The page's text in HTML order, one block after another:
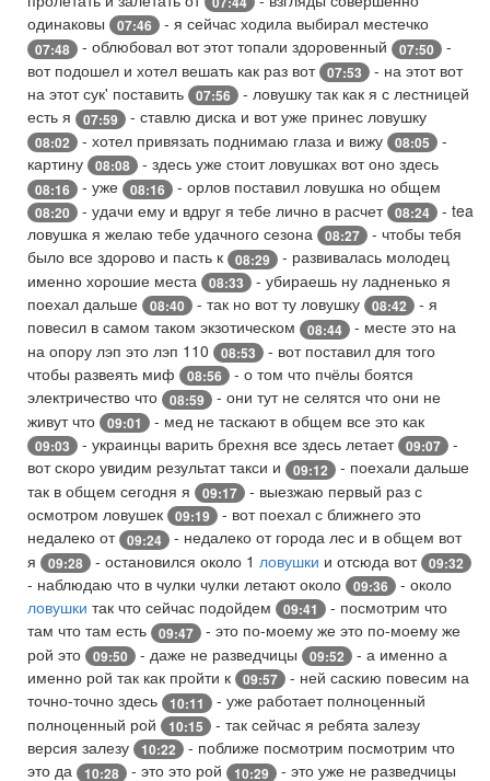
одинаковы
07:46 - я сейчас ходила выбирал местечко
07:48 - облюбовал вот этот топали здоровенный 07:50
-
вот подошел и хотел вешать как раз вот 07:53
- на этот вот
на этот сук' поставить
07:56
- ловушку так как я с лестницей
есть я
07:59 - ставлю диска и вот уже принес ловушку
08:02 - хотел привязать поднимаю глаза и вижу 08:05
-
картину
08:08 - здесь уже стоит ловушках вот оно здесь
08:16 - уже 08:16 - орлов поставил ловушка но общем
08:20 - удачи ему и вдруг я тебе лично в расчет 08:24
- tea
ловушка я желаю тебе удачного сезона
08:27
- чтобы тебя
было все здорово и пасть к
08:29
- развивалась молодец
именно хорошие места
08:33
- убираешь ну ладненько я
поехал дальше
08:40 - так но вот ту ловушку 08:42
- я
повесил в самом таком экзотическом
08:44
- месте это на
на опору лэп это лэп 110
08:53
- вот поставил для того
чтобы развеять миф
08:56
- о том что пчёлы боятся
электричество что
08:59
- они тут не селятся что они не
живут что
09:01 - мед не таскают в общем все это как
09:03 - украинцы варить брехня все здесь летает 09:07
-
вот скоро увидим результат такси и
09:12
- поехали дальше
так в общем сегодня я
09:17
- выезжаю первый раз с
осмотром ловушек
09:19
- вот поехал с ближнего это
недалеко от 09:24
- недалеко от города лес и в общем вот
я
09:28 - остановился около 1 ловушки и отсюда вот 09:32
- наблюдаю что в чулки чулки летают около 09:36
- около
ловушки так что сейчас подойдем 09:41
- посмотрим что
там что там есть
09:47
- это по-моему же это по-моему же
рой это
09:50 - даже не разведчицы 09:52
- а именно а
именно рой так как пройти к
09:57
- ней саскию повесим на
точно-точно здесь
10:11
- уже работает полноценный
полноценный рой
10:15
- так сейчас я ребята залезу
версия залезу
10:22
- поближе посмотрим посмотрим что
это да
10:28 - это это рой 10:29 - это уже не разведчицы